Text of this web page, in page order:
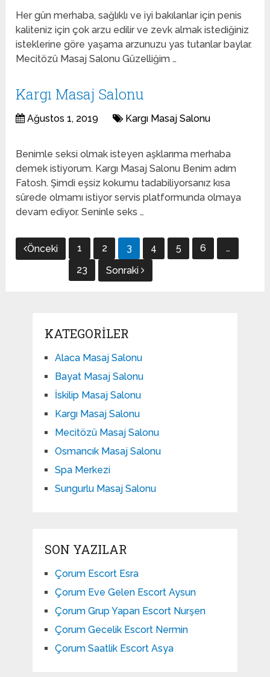
Her gün merhaba, sağlıklı ve iyi bakılanlar için penis
kaliteniz için çok arzu edilir ve zevk almak istediğiniz
isteklerine göre yaşama arzunuzu yas tutanlar baylar.
Mecitözü Masaj Salonu Güzelliğim …
Kargı Masaj Salonu
Ağustos 1, 2019 Kargı Masaj Salonu
Benimle seksi olmak isteyen aşklarıma merhaba
demek istiyorum. Kargı Masaj Salonu Benim adım
Fatosh. Şimdi eşsiz kokumu tadabiliyorsanız kısa
sürede olmamı istiyor servis platformunda olmaya
devam ediyor. Seninle seks …
Yazı
gezinmesi
Önceki 1 2 3 4 5 6
…
23
Sonraki
KATEGORILER
Alaca Masaj Salonu
Bayat Masaj Salonu
İskilip Masaj Salonu
Kargı Masaj Salonu
Mecitözü Masaj Salonu
Osmancık Masaj Salonu
Spa Merkezi
Sungurlu Masaj Salonu
SON YAZILAR
Çorum Escort Esra
Çorum Eve Gelen Escort Aysun
Çorum Grup Yapan Escort Nurşen
Çorum Gecelik Escort Nermin
Çorum Saatlik Escort Asya